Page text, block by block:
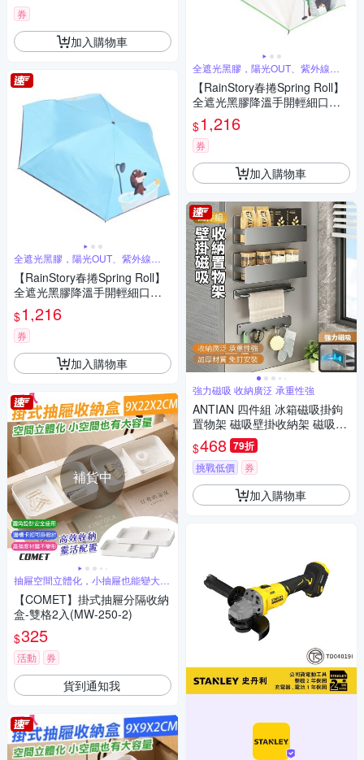
券
加入購物車
全遮光黑膠，陽光OUT、紫外線
BYE、
【RainStory春捲Spring Roll】
全遮光黑膠降溫手開輕細口紅
傘(泡澡時光)
$1,216
券
加入購物車
補貨中
抽屜空間立體化，小抽屜也能變大容
量
【COMET】掛式抽屜分隔收納
盒-雙格2入(MW-250-2)
$325
活動 券
貨到通知我
全遮光黑膠，陽光OUT、紫外線
BYE
【RainStory春捲Spring Roll】
全遮光黑膠降溫手開輕細口紅
傘(被窩日常)
$1,216
券
加入購物車
強力磁吸 收納廣泛 承重性強
ANTIAN 四件組 冰箱磁吸掛鉤
置物架 磁吸壁掛收納架 磁吸掛
鉤 磁吸毛巾架
$468 79折
挑戰低價 券
加入購物車